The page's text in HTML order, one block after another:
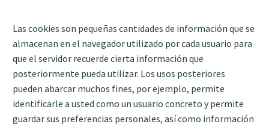
Las cookies son pequeñas cantidades de información que se
almacenan en el navegador utilizado por cada usuario para
que el servidor recuerde cierta información que
posteriormente pueda utilizar. Los usos posteriores
pueden abarcar muchos fines, por ejemplo, permite
identificarle a usted como un usuario concreto y permite
guardar sus preferencias personales, así como información